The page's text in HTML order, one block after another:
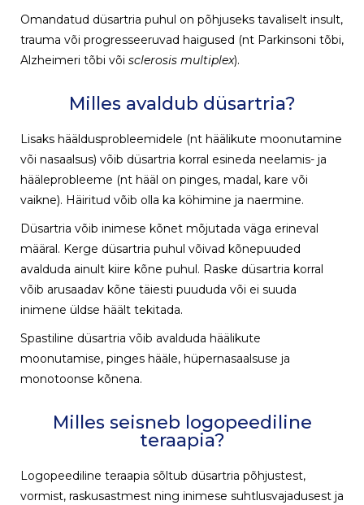
Omandatud düsartria puhul on põhjuseks tavaliselt insult,
trauma või progresseeruvad haigused (nt Parkinsoni tõbi,
Alzheimeri tõbi või sclerosis multiplex).
Milles avaldub düsartria?
Lisaks hääldusprobleemidele (nt häälikute moonutamine
või nasaalsus) võib düsartria korral esineda neelamis- ja
hääleprobleeme (nt hääl on pinges, madal, kare või
vaikne). Häiritud võib olla ka köhimine ja naermine.
Düsartria võib inimese kõnet mõjutada väga erineval
määral. Kerge düsartria puhul võivad kõnepuuded
avalduda ainult kiire kõne puhul. Raske düsartria korral
võib arusaadav kõne täiesti puududa või ei suuda
inimene üldse häält tekitada.
Spastiline düsartria võib avalduda häälikute
moonutamise, pinges hääle, hüpernasaalsuse ja
monotoonse kõnena.
Milles seisneb logopeediline
teraapia?
Logopeediline teraapia sõltub düsartria põhjustest,
vormist, raskusastmest ning inimese suhtlusvajadusest ja